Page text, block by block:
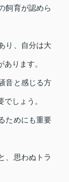
飼育が認めら
り、自分は大
ります。
音と感じる方
しょう。
ためにも重要
、思わぬトラ